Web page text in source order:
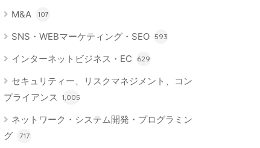
M&A 107
SNS・WEBマーケティング・SEO 593
インターネットビジネス・EC 629
セキュリティー、リスクマネジメント、コン
プライアンス
1,005
ネットワーク・システム開発・プログラミン
グ
717